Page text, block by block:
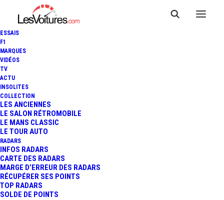
ESSAIS
F1
MARQUES
VIDÉOS
TV
ACTU
INSOLITES
COLLECTION
LES ANCIENNES
LE SALON RÉTROMOBILE
LE MANS CLASSIC
LE TOUR AUTO
RADARS
INFOS RADARS
CARTE DES RADARS
MARGE D’ERREUR DES RADARS
RÉCUPÉRER SES POINTS
TOP RADARS
SOLDE DE POINTS
casquette de course